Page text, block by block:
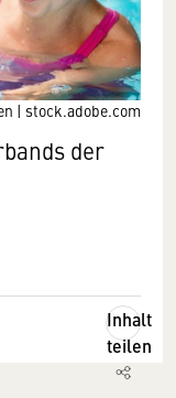
| stock.adobe.com
der
Inhalt
teilen